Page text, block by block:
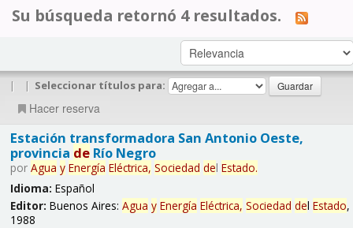
Su búsqueda retornó 4 resultados.
| | Seleccionar títulos para:
Hacer reserva
Estación transformadora San Antonio Oeste,
provincia deRío Negro
por Agua y Energía Eléctrica, Sociedad del Estado.
Idioma: Español
Editor: Buenos Aires: Agua y Energía Eléctrica, Sociedad del Estado,
1988